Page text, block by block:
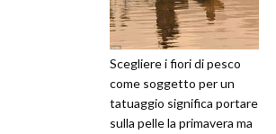
Scegliere i fiori di pesco
come soggetto per un
tatuaggio significa portare
sulla pelle la primavera ma